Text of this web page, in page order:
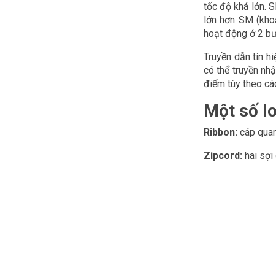
tốc độ khá lớn.
lớn hơn SM
hoạt động ở 2
Truyền dẫn tín
có thể truyền
điểm tùy theo
Một số
Ribbon: cáp
Zipcord: hai sợi